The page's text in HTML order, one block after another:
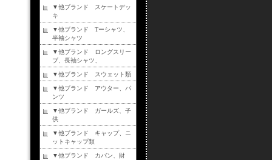
▼他ブランド スケートデッ
キ
▼他ブランド Tーシャツ、
半袖シャツ
▼他ブランド ロングスリー
ブ、長袖シャツ、
▼他ブランド スウェット類
▼他ブランド アウター、パ
ンツ
▼他ブランド ガールズ、子
供
▼他ブランド キャップ、ニ
ットキャップ類
▼他ブランド カバン、財